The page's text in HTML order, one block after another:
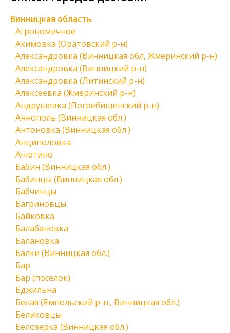
Винницкая область
Агрономичное
Акимовка (Оратовский р-н)
Александровка (Винницкая обл, Жмеринский р-н)
Александровка (Винницкий р-н)
Александровка (Литинский р-н)
Алексеевка (Жмеринский р-н)
Андрушевка (Погребищенский р-н)
Аннополь (Винницкая обл.)
Антоновка (Винницкая обл.)
Анциполовка
Анютино
Бабин (Винницкая обл.)
Бабинцы (Винницкая обл.)
Бабчинцы
Багриновцы
Байковка
Балабановка
Балановка
Балки (Винницкая обл.)
Бар
Бар (поселок)
Бджильна
Белая (Ямпольский р-н., Винницкая обл.)
Беликовцы
Белозерка (Винницкая обл.)